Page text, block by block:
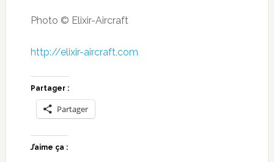
Photo © Elixir-Aircraft
http://elixir-aircraft.com
Partager :
Partager
J’aime ça :